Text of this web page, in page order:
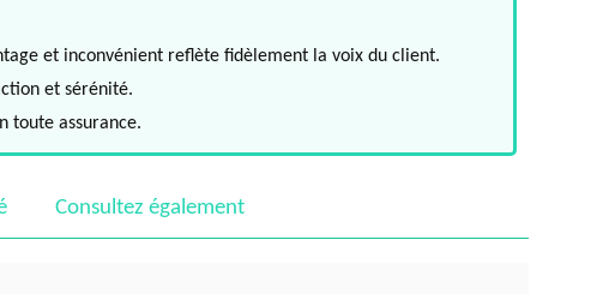
et inconvénient reflète fidèlement la voix du client.
et sérénité.
toute assurance.
Consultez également